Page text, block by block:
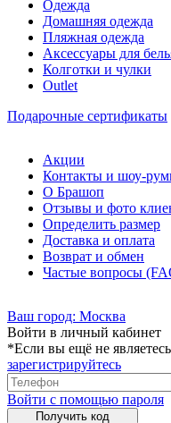
Одежда
Домашняя одежда
Пляжная одежда
Аксессуары для
Колготки и чулки
Outlet
Подарочные сертификаты
Акции
Контакты и шоу-
О Брашоп
Отзывы и фото
Определить размер
Доставка и оплата
Возврат и обмен
Частые вопросы
Ваш город: Москва
Войти в личный кабинет
*Если вы ещё не
зарегистрируйтесь
Войти с помощью пароля
Получить код